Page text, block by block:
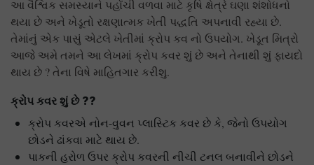
આ વૈશ્વિક સમસ્યાને પહોંચી વળવા માટે કૃષિ ક્ષેત્રે ઘણા શંશોધનો
થયા છે અને ખેડૂતો રક્ષણાત્મક ખેતી પદ્ધતિ અપનાવી રહ્યા છે.
તેમાંનું એક પાસું એટલે ખેતીમાં ક્રોપ કવ નો ઉપયોગ. ખેડૂત મિત્રો
આજે અમે તમને આ લેખમાં ક્રોપ કવર શું છે અને તેનાથી શું ફાયદો
થાય છે ? તેના વિષે માહિતગાર કરીશુ.
ક્રોપ કવર શું છે ??
ક્રોપ કવરએ નોન-વુવન પ્લાસ્ટિક કવર છે કે, જેનો ઉપયોગ
છોડને ઢાંકવા માટે થાય છે.
પાકની હરોળ ઉપર ક્રોપ કવરની નીચી ટનલ બનાવીને છોડને